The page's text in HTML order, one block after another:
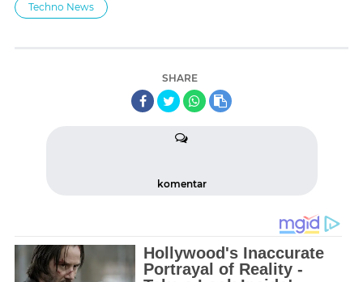
Techno News
SHARE
komentar